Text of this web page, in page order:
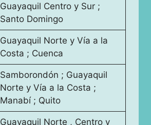
Guayaquil Centro y Sur ;
Santo Domingo
Guayaquil Norte y Vía a la
Costa ; Cuenca
Samborondón ; Guayaquil
Norte y Vía a la Costa ;
Manabí ; Quito
Guayaquil Norte , Centro y